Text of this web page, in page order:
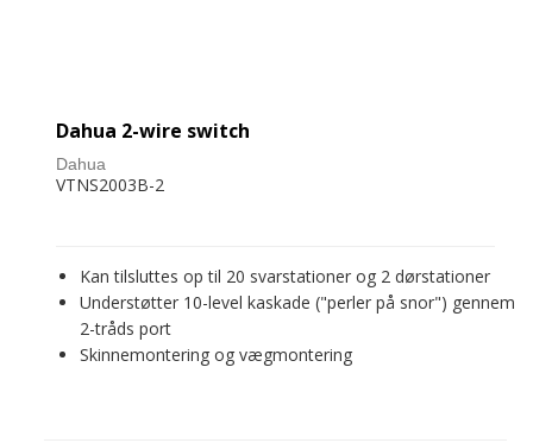
Dahua 2-wire switch
Dahua
VTNS2003B-2
Kan tilsluttes op til 20 svarstationer og 2 dørstationer
Understøtter 10-level kaskade ("perler på snor") gennem
2-tråds port
Skinnemontering og vægmontering